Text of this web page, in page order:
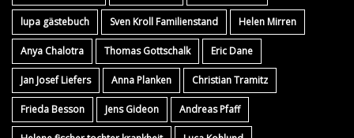
lupa gästebuch Sven Kroll Familienstand Helen Mirren
Anya Chalotra Thomas Gottschalk Eric Dane
Jan Josef Liefers Anna Planken Christian Tramitz
Frieda Besson Jens Gideon Andreas Pfaff